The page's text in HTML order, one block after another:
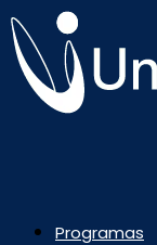
Saltar
al
contenido
Programas